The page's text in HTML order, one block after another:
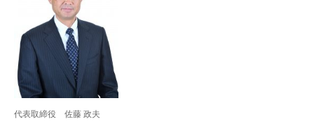
代表取締役 佐藤 政夫